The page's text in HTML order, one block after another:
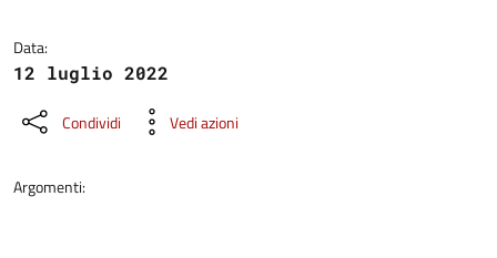
Data:
12 luglio 2022
Condividi Vedi azioni
Argomenti: